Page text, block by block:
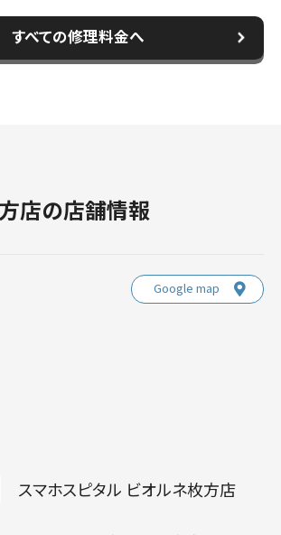
すべての修理料金へ
店の店舗情報
Google map
スマホスピタル ビオルネ枚方店